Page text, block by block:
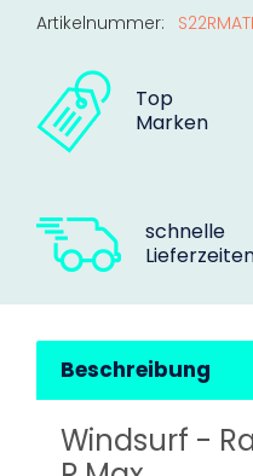
Artikelnummer:
Top
Marken
schnelle
Beschreibung
Windsurf -